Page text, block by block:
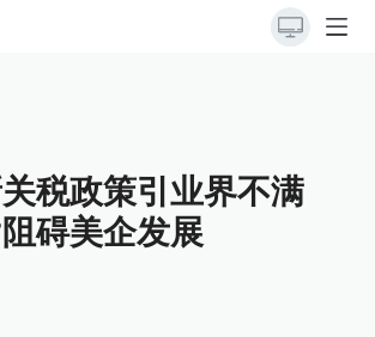
税政策引业界不满
碍美企发展